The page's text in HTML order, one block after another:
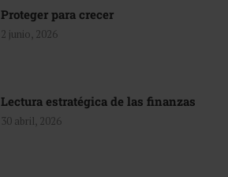
Proteger para crecer
2 junio, 2026
Lectura estratégica de las finanzas
30 abril, 2026